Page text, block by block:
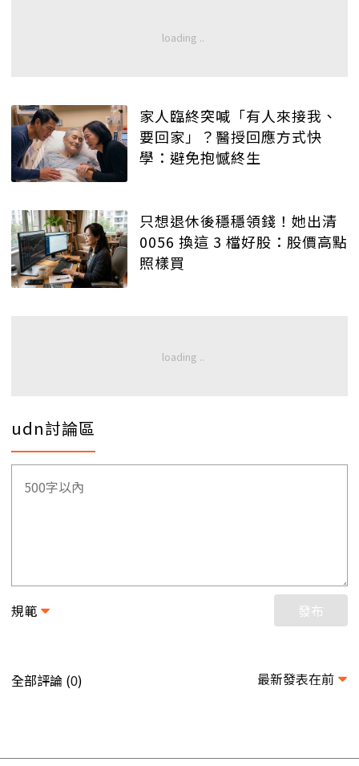
家人臨終突喊「有人來接我、
要回家」？醫授回應方式快
學：避免抱憾終生
只想退休後穩穩領錢！她出清
0056 換這 3 檔好股：股價高點
照樣買
udn討論區
規範 發布
全部評論 (0) 最新發表在前